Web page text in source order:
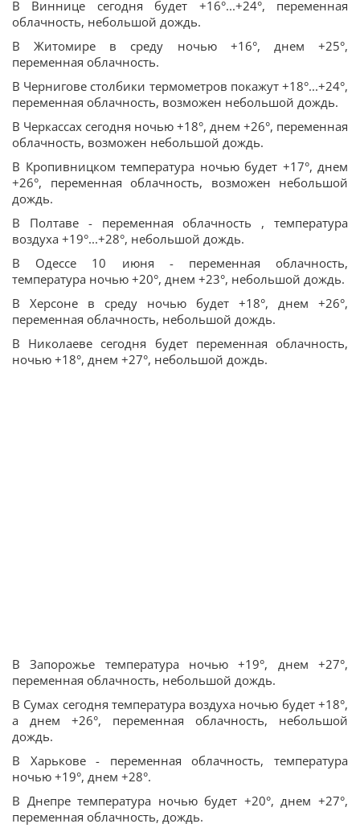
В Виннице сегодня будет +16°...+24°, переменная
облачность, небольшой дождь.
В Житомире в среду ночью +16°, днем +25°,
переменная облачность.
В Чернигове столбики термометров покажут +18°...+24°,
переменная облачность, возможен небольшой дождь.
В Черкассах сегодня ночью +18°, днем +26°, переменная
облачность, возможен небольшой дождь.
В Кропивницком температура ночью будет +17°, днем
+26°, переменная облачность, возможен небольшой
дождь.
В Полтаве - переменная облачность , температура
воздуха +19°...+28°, небольшой дождь.
В Одессе 10 июня - переменная облачность,
температура ночью +20°, днем +23°, небольшой дождь.
В Херсоне в среду ночью будет +18°, днем +26°,
переменная облачность, небольшой дождь.
В Николаеве сегодня будет переменная облачность,
ночью +18°, днем +27°, небольшой дождь.
В Запорожье температура ночью +19°, днем +27°,
переменная облачность, небольшой дождь.
В Сумах сегодня температура воздуха ночью будет +18°,
а днем +26°, переменная облачность, небольшой
дождь.
В Харькове - переменная облачность, температура
ночью +19°, днем +28°.
В Днепре температура ночью будет +20°, днем +27°,
переменная облачность, дождь.